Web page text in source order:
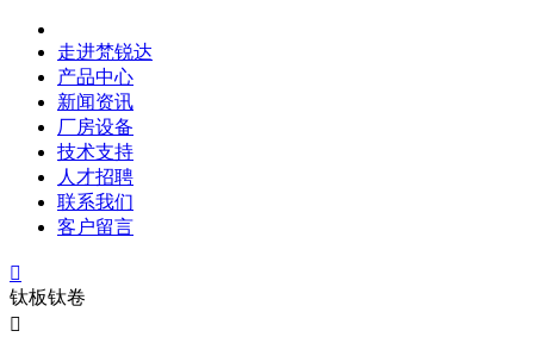
走进梵锐达
产品中心
新闻资讯
厂房设备
技术支持
人才招聘
联系我们
客户留言

钛板钛卷
